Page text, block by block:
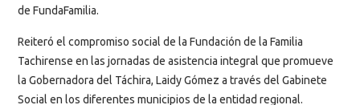
de FundaFamilia.
Reiteró el compromiso social de la Fundación de la Familia
Tachirense en las jornadas de asistencia integral que promueve
la Gobernadora del Táchira, Laidy Gómez a través del Gabinete
Social en los diferentes municipios de la entidad regional.